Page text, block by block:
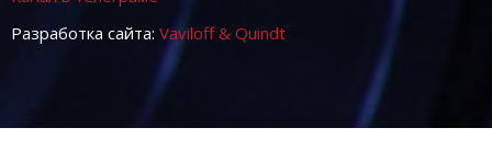
Разработка сайта: Vaviloff & Quindt